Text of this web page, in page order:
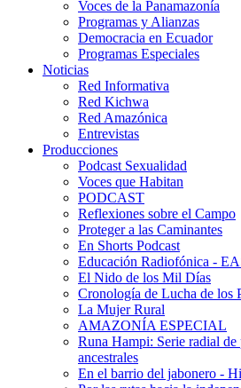
Voces de la Panamazonía
Programas y Alianzas
Democracia en Ecuador
Programas Especiales
Noticias
Red Informativa
Red Kichwa
Red Amazónica
Entrevistas
Producciones
Podcast Sexualidad
Voces que Habitan
PODCAST
Reflexiones sobre el Campo
Proteger a las Caminantes
En Shorts Podcast
Educación Radiofónica -
El Nido de los Mil Días
Cronología de Lucha de los
La Mujer Rural
AMAZONÍA ESPECIAL
Runa Hampi: Serie radial de
ancestrales
En el barrio del jabonero -